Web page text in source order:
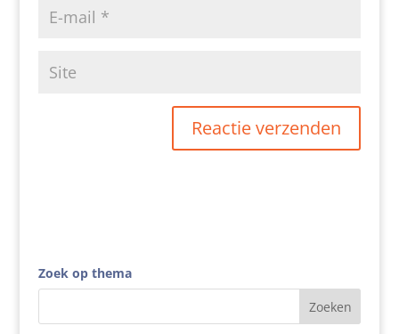
Zoek op thema